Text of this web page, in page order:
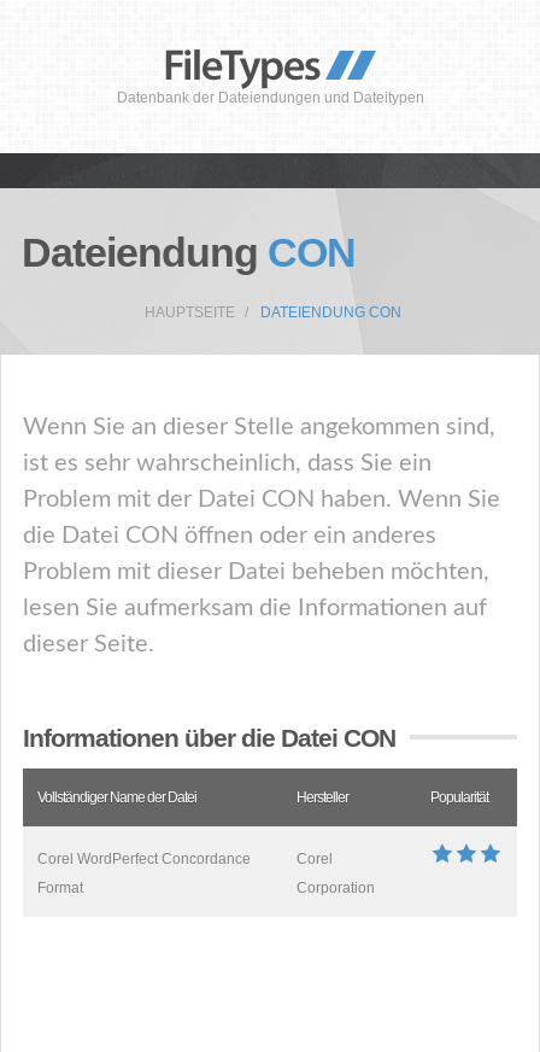
Datenbank der Dateiendungen und Dateitypen
Dateiendung CON
HAUPTSEITE DATEIENDUNG CON
Wenn Sie an dieser Stelle angekommen sind,
ist es sehr wahrscheinlich, dass Sie ein
Problem mit der Datei CON haben. Wenn Sie
die Datei CON öffnen oder ein anderes
Problem mit dieser Datei beheben möchten,
lesen Sie aufmerksam die Informationen auf
dieser Seite.
Informationen über die Datei CON
Vollständiger Name der Datei Hersteller Popularität
Corel WordPerfect Concordance
Format
Corel
Corporation